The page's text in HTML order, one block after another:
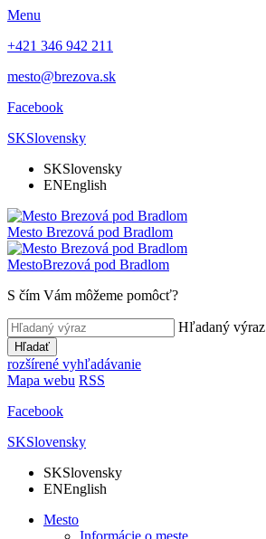
Menu
+421 346 942 211
mesto@brezova.sk
Facebook
SKSlovensky
SKSlovensky
ENEnglish
Mesto Brezová pod Bradlom
MestoBrezová pod Bradlom
S čím Vám môžeme pomôcť?
Hľadaný výraz
Hľadať
rozšírené vyhľadávanie
Mapa webu RSS
Facebook
SKSlovensky
SKSlovensky
ENEnglish
Mesto
Informácie o meste